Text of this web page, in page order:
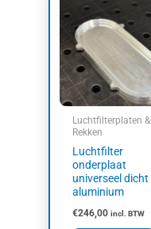
Luchtfilterplaten &
Rekken
Luchtfilter
onderplaat
universeel dicht
aluminium
€246,00 incl. BTW